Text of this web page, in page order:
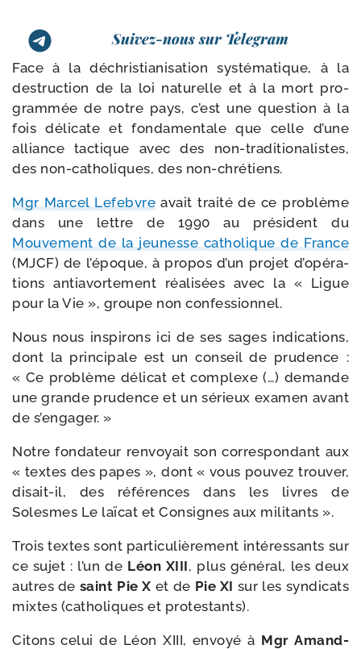
Suivez-nous sur Telegram
Face à la déchris­tia­ni­sa­tion sys­té­ma­tique, à la
des­truc­tion de la loi natu­relle et à la mort pro­
gram­mée de notre pays, c’est une ques­tion à la
fois déli­cate et fon­da­men­tale que celle d’une
alliance tac­tique avec des non-​traditionalistes,
des non-​catholiques, des non-chrétiens.
Mgr Marcel Lefebvre avait trai­té de ce pro­blème
dans une lettre de 1990 au pré­sident du
Mouvement de la jeu­nesse catho­lique de France
(MJCF) de l’é­poque, à pro­pos d’un pro­jet d’o­pé­ra­
tions anti­avor­te­ment réa­li­sées avec la « Ligue
pour la Vie », groupe non confessionnel.
Nous nous ins­pi­rons ici de ses sages indi­ca­tions,
dont la prin­ci­pale est un conseil de pru­dence :
« Ce pro­blème déli­cat et com­plexe (…) demande
une grande pru­dence et un sérieux exa­men avant
de s’engager. »
Notre fon­da­teur ren­voyait son cor­res­pon­dant aux
« textes des papes », dont « vous pou­vez trou­ver,
disait-​il, des réfé­rences dans les livres de
Solesmes Le laï­cat et Consignes aux militants ».
Trois textes sont par­ti­cu­liè­re­ment inté­res­sants sur
ce sujet : l’un de Léon XIII, plus géné­ral, les deux
autres de saint Pie X et de Pie XI sur les syn­di­cats
mixtes (catho­liques et protestants).
Citons celui de Léon XIII, envoyé à Mgr Amand-​